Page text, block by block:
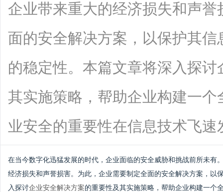
企业带来重大的经济损失和声
面的安全解决方案，以保护其
的稳定性。本篇文章将深入探
其实施策略，帮助企业构建一
业安全的重要性在信息技术飞速
在当今数字化迅猛发展的时代，企业面临的安全威胁和挑战前所未有
经济损失和声誉损害。为此，企业需要制定全面的安全解决方案，以
入探讨企业安全解决方案的重要性及其实施策略，帮助企业构建一个